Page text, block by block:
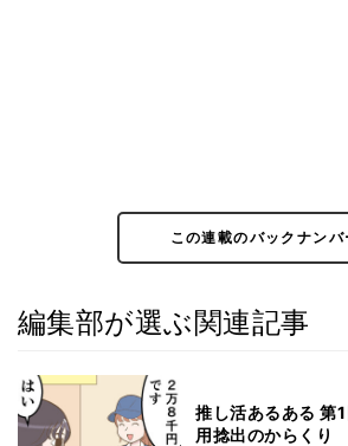
この連載のバックナンバ
編集部が選ぶ関連記事
推し活あるある 第
用捻出のからくり